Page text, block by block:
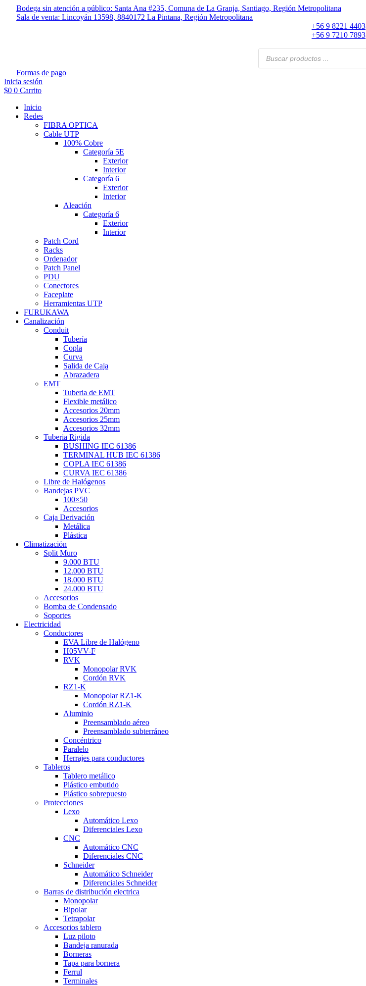
Bodega sin atención a público: Santa Ana #235, Comuna de La Granja, Santiago, Región Metropolitana
Sala de venta: Lincoyán 13598, 8840172 La Pintana, Región Metropolitana
+56 9 8221 4403
+56 9 7210 7893
Búsqueda
productos
Formas de pago
Inicia sesión
$0 0 Carrito
Inicio
Redes
FIBRA OPTICA
Cable UTP
100% Cobre
Categoría 5E
Exterior
Interior
Categoría 6
Exterior
Interior
Aleación
Categoría 6
Exterior
Interior
Patch Cord
Racks
Ordenador
Patch Panel
PDU
Conectores
Faceplate
Herramientas UTP
FURUKAWA
Canalización
Conduit
Tubería
Copla
Curva
Salida de Caja
Abrazadera
EMT
Tuberia de EMT
Flexible metálico
Accesorios 20mm
Accesorios 25mm
Accesorios 32mm
Tuberia Rigida
BUSHING IEC 61386
TERMINAL HUB IEC 61386
COPLA IEC 61386
CURVA IEC 61386
Libre de Halógenos
Bandejas PVC
100×50
Accesorios
Caja Derivación
Metálica
Plástica
Climatización
Split Muro
9.000 BTU
12.000 BTU
18.000 BTU
24.000 BTU
Accesorios
Bomba de Condensado
Soportes
Electricidad
Conductores
EVA Libre de Halógeno
H05VV-F
RVK
Monopolar RVK
Cordón RVK
RZ1-K
Monopolar RZ1-K
Cordón RZ1-K
Aluminio
Preensamblado aéreo
Preensamblado subterráneo
Concéntrico
Paralelo
Herrajes para conductores
Tableros
Tablero metálico
Plástico embutido
Plástico sobrepuesto
Protecciones
Lexo
Automático Lexo
Diferenciales Lexo
CNC
Automático CNC
Diferenciales CNC
Schneider
Automático Schneider
Diferenciales Schneider
Barras de distribución electrica
Monopolar
Bipolar
Tetrapolar
Accesorios tablero
Luz piloto
Bandeja ranurada
Borneras
Tapa para bornera
Ferrul
Terminales